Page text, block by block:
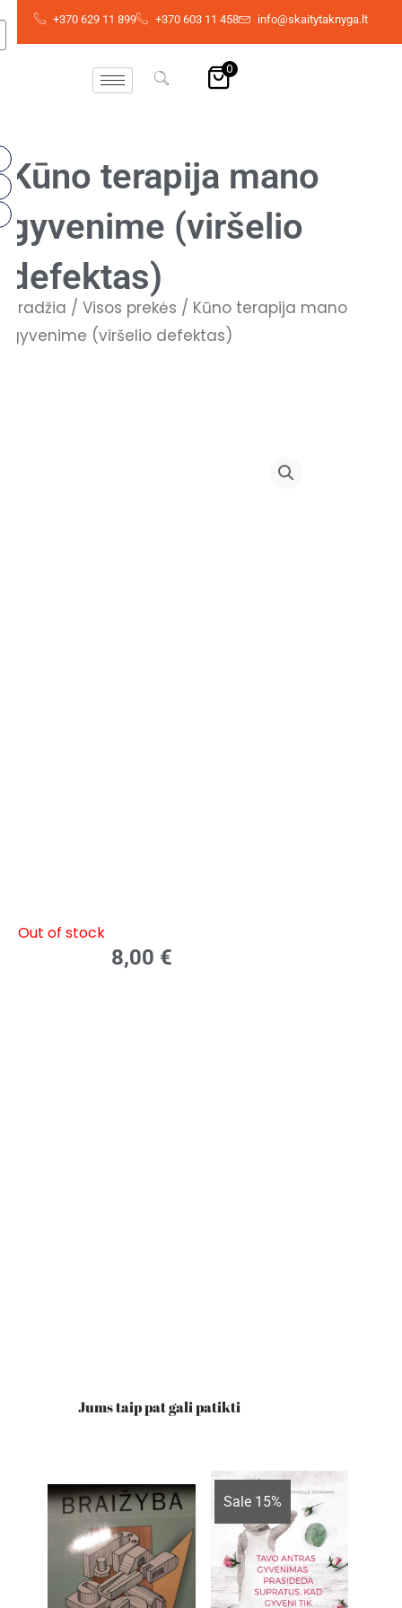
+370 629 11 899 +370 603 11 458 info@skaitytaknyga.lt
0
Kūno terapija mano
gyvenime (viršelio
defektas)
Pradžia / Visos prekės / Kūno terapija mano
gyvenime (viršelio defektas)
Out of stock
8,00 €
Jums taip pat gali patikti
Sale 15%